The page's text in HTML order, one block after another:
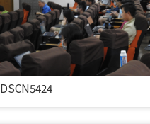
DSCN5424